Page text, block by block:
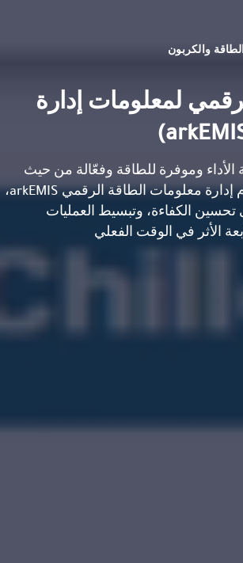
والكربون
لمعلومات إدارة
الأداء وموفرة للطاقة وفعّالة من حيث
التكلفة مع نظام إدارة معلومات الطاقة الرقمي arkEMIS،
الكفاءة، وتبسيط العمليات
الأثر في الوقت الفعلي